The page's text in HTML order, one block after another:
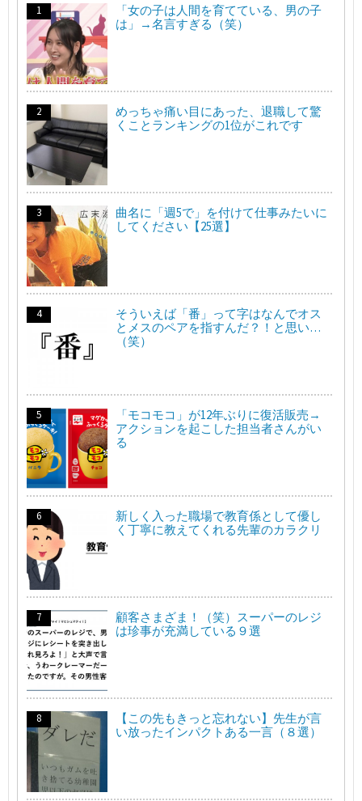
「女の子は人間を育てている、男の子
は」→名言すぎる（笑）
めっちゃ痛い目にあった、退職して驚
くことランキングの1位がこれです
曲名に「週5で」を付けて仕事みたいに
してください【25選】
そういえば「番」って字はなんでオス
とメスのペアを指すんだ？！と思い…
（笑）
「モコモコ」が12年ぶりに復活販売→
アクションを起こした担当者さんがい
る
新しく入った職場で教育係として優し
く丁寧に教えてくれる先輩のカラクリ
顧客さまざま！（笑）スーパーのレジ
は珍事が充満している９選
【この先もきっと忘れない】先生が言
い放ったインパクトある一言（８選）